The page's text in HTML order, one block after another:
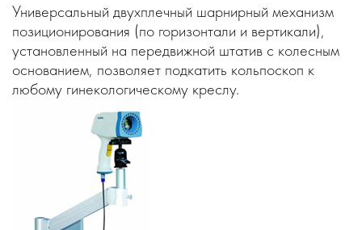
Универсальный двухплечный шарнирный механизм
позиционирования (по горизонтали и вертикали),
установленный на передвижной штатив с колесным
основанием, позволяет подкатить кольпоскоп к
любому гинекологическому креслу.